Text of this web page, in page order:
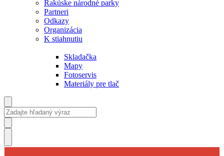
Rakúske národné parky
Partneri
Odkazy
Organizácia
K stiahnutiu
Skladačka
Mapy
Fotoservis
Materiály pre tlač